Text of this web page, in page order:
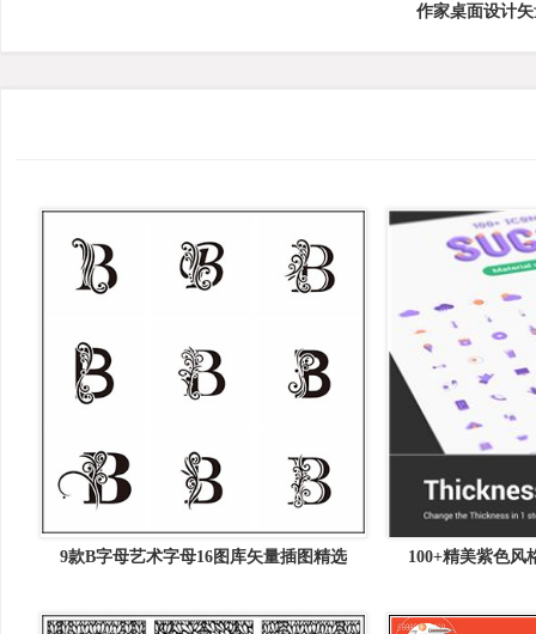
作家桌面设计
9款B字母艺术字母16图库矢量插图精选 100+精美紫色风